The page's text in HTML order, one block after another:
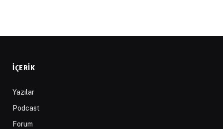
İÇERIK
Yazılar
Podcast
Forum